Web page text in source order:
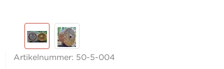
Artikelnummer: 50-5-004